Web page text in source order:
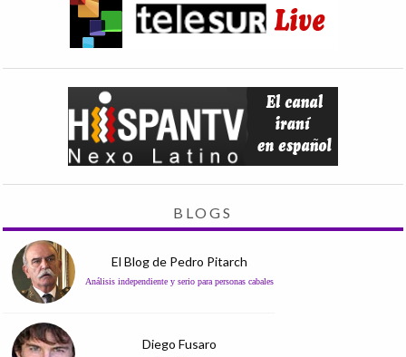
BLOGS
El Blog de Pedro Pitarch
Análisis independiente y serio para personas cabales
Diego Fusaro